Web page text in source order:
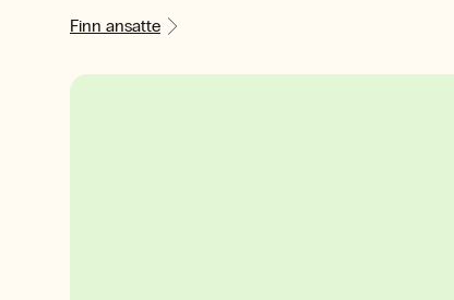
Finn ansatte